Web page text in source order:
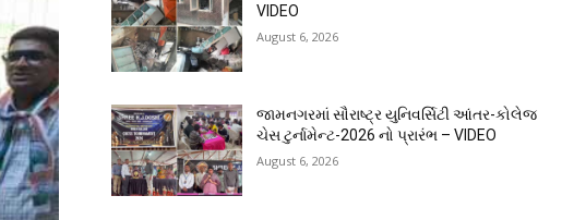
VIDEO
August 6, 2026
જામનગરમાં સૌરાષ્ટ્ર યુનિવર્સિટી આંતર-કોલેજ
ચેસ ટુર્નામેન્ટ-2026 નો પ્રારંભ – VIDEO
August 6, 2026